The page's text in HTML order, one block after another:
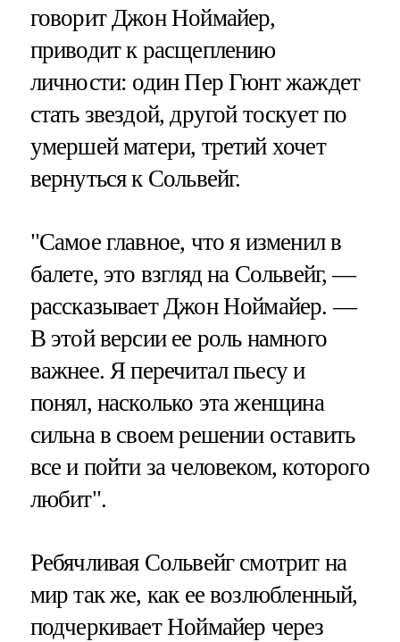
говорит Джон Ноймайер,
приводит к расщеплению
личности: один Пер Гюнт жаждет
стать звездой, другой тоскует по
умершей матери, третий хочет
вернуться к Сольвейг.
"Самое главное, что я изменил в
балете, это взгляд на Сольвейг, —
рассказывает Джон Ноймайер. —
В этой версии ее роль намного
важнее. Я перечитал пьесу и
понял, насколько эта женщина
сильна в своем решении оставить
все и пойти за человеком, которого
любит".
Ребячливая Сольвейг смотрит на
мир так же, как ее возлюбленный,
подчеркивает Ноймайер через